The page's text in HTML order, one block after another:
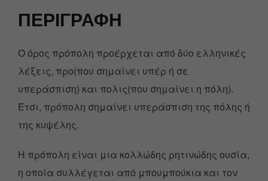
ΠΕΡΙΓΡΑΦΉ
Ο όρος πρόπολη προέρχεται από δύο ελληνικές
λέξεις, προ(που σημαίνει υπέρ ή σε
υπεράσπιση) και πολις(που σημαίνει η πόλη).
Έτσι, πρόπολη σημαίνει υπεράσπιση της πόλης ή
της κυψέλης.
Η πρόπολη είναι μια κολλώδης ρητινώδης ουσία,
η οποία συλλέγεται από μπουμπούκια και τον